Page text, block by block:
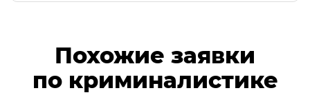
Похожие заявки
по криминалистике